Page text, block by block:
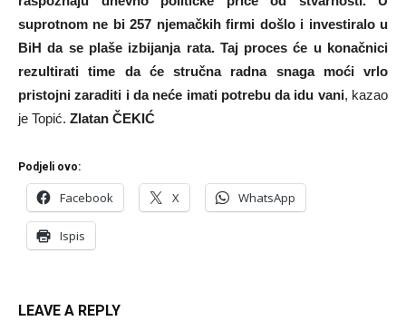
suprotnom ne bi 257 njemačkih firmi došlo i investiralo u
BiH da se plaše izbijanja rata. Taj proces će u konačnici
rezultirati time da će stručna radna snaga moći vrlo
pristojni zaraditi i da neće imati potrebu da idu vani, kazao
je Topić. Zlatan ČEKIĆ
Podjeli ovo:
Facebook X WhatsApp
Ispis
LEAVE A REPLY